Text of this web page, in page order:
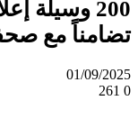
200 وسيلة
تضامناً مع
01/09/2025
0